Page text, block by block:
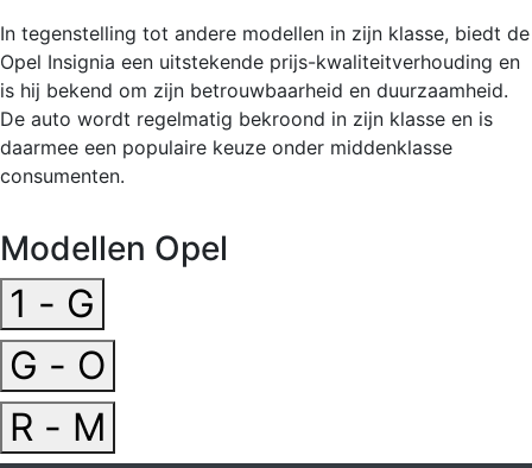
In tegenstelling tot andere modellen in zijn klasse, biedt de
Opel Insignia een uitstekende prijs-kwaliteitverhouding en
is hij bekend om zijn betrouwbaarheid en duurzaamheid.
De auto wordt regelmatig bekroond in zijn klasse en is
daarmee een populaire keuze onder middenklasse
consumenten.
Modellen Opel
1 - G
G - O
R - M